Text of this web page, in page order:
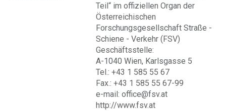
Teil“ im offiziellen Organ der
Österreichischen
Forschungsgesellschaft Straße -
Schiene - Verkehr (FSV)
Geschäftsstelle:
A-1040 Wien, Karlsgasse 5
Tel.: +43 1 585 55 67
Fax.: +43 1 585 55 67-99
e-mail: office@fsv.at
http://www.fsv.at